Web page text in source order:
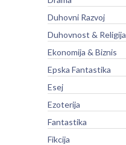
Duhovni Razvoj
Duhovnost & Religija
Ekonomija & Biznis
Epska Fantastika
Esej
Ezoterija
Fantastika
Fikcija